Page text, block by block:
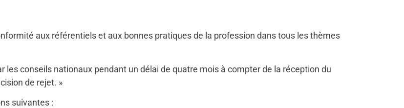
aux référentiels et aux bonnes pratiques de la profession dans tous les thèmes
les conseils nationaux pendant un délai de quatre mois à compter de la réception du
de rejet. »
suivantes :